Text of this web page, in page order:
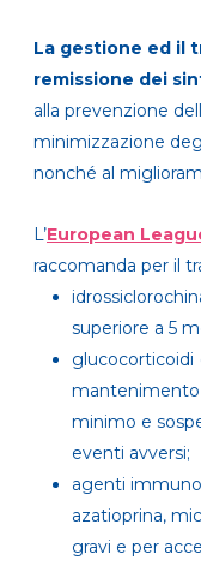
La gestione ed il
remissione dei
alla prevenzione
minimizzazione
nonché al
L’European
raccomanda per il
superiore a 5
glucocorticoidi
mantenimento
minimo e
eventi avversi;
agenti
azatioprina,
gravi e per